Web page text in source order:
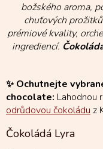
božského aroma,
chuťových
prémiové kvality,
ingrediencí.
✨ Ochutnejte
chocolate: Lahodnou
odrůdovou čokoládu z
Čokoládá Lyra